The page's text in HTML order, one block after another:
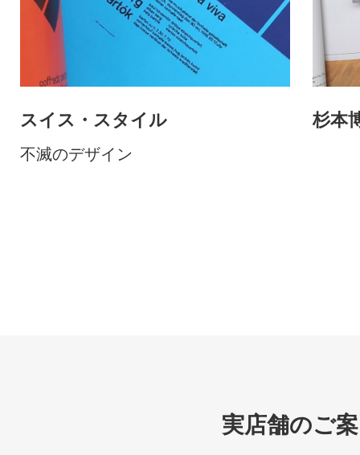
スイス・スタイル
不滅のデザイン
杉本
実店舗のご